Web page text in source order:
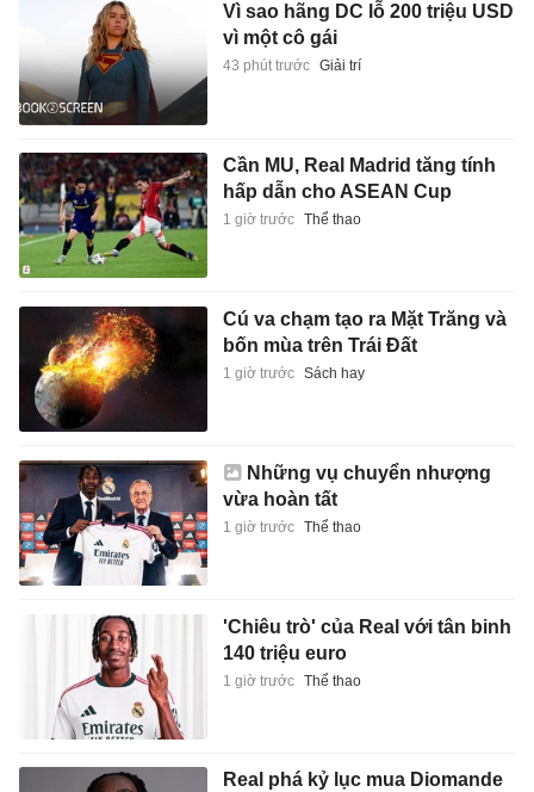
Vì sao hãng DC lỗ 200 triệu USD
vì một cô gái
43 phút trước Giải trí
Cần MU, Real Madrid tăng tính
hấp dẫn cho ASEAN Cup
1 giờ trước Thể thao
Cú va chạm tạo ra Mặt Trăng và
bốn mùa trên Trái Đất
1 giờ trước Sách hay
Những vụ chuyển nhượng
vừa hoàn tất
1 giờ trước Thể thao
'Chiêu trò' của Real với tân binh
140 triệu euro
1 giờ trước Thể thao
Real phá kỷ lục mua Diomande